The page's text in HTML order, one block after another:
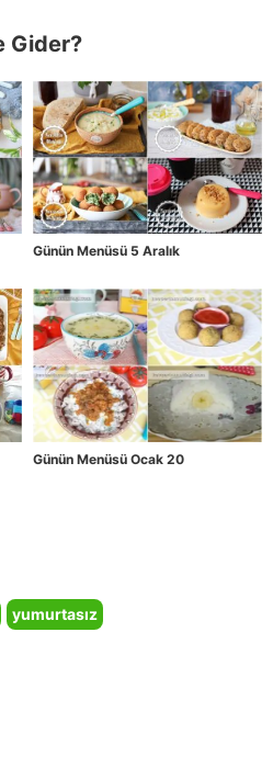
Gider?
Günün Menüsü 5 Aralık
Günün Menüsü Ocak 20
yumurtasız